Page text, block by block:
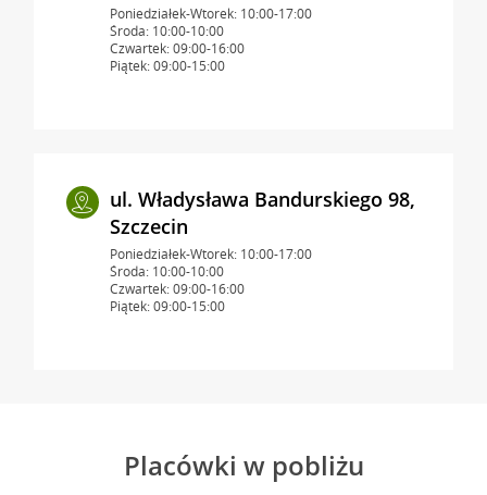
Poniedziałek-Wtorek: 10:00-17:00
Środa: 10:00-10:00
Czwartek: 09:00-16:00
Piątek: 09:00-15:00
ul. Władysława Bandurskiego 98,
Szczecin
Poniedziałek-Wtorek: 10:00-17:00
Środa: 10:00-10:00
Czwartek: 09:00-16:00
Piątek: 09:00-15:00
Placówki w pobliżu